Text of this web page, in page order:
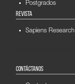
Postgrados
REVISTA
Sapiens Research
CONTÁCTANOS